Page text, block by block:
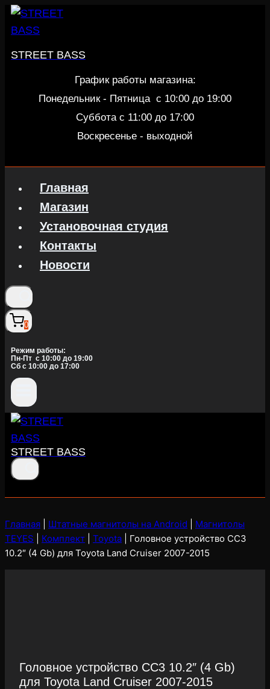
Перейти
STREET BASS
График работы магазина:
Понедельник - Пятница c 10:00 до 19:00
Суббота с 11:00 до 17:00
Воскресенье - выходной
Главная
Магазин
Установочная студия
Контакты
Новости
0
Режим работы:
Пн-Пт c 10:00 до 19:00
Сб с 10:00 до 17:00
STREET BASS
Главная Штатные магнитолы на Android
Магнитолы
TEYES
Комплект Toyota
Головное устройство CC3
10.2″ (4 Gb) для Toyota Land Cruiser 2007-2015
Головное устройство CC3 10.2″ (4 Gb)
для Toyota Land Cruiser 2007-2015